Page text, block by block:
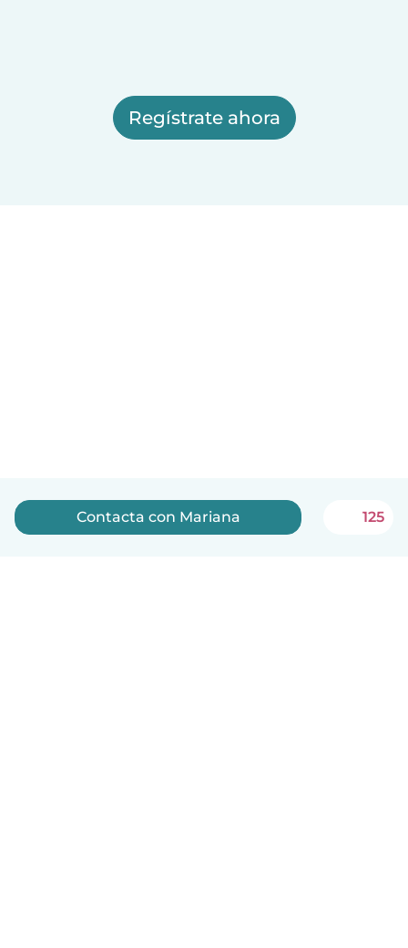
Regístrate ahora
Contacta con Mariana 125